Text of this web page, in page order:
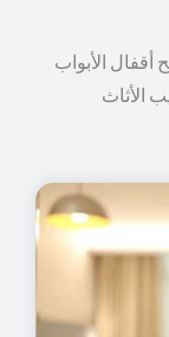
أقفال الأبواب